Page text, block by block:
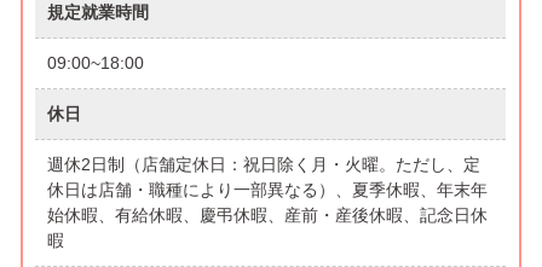
規定就業時間
09:00~18:00
休日
週休2日制（店舗定休日：祝日除く月・火曜。ただし、定
休日は店舗・職種により一部異なる）、夏季休暇、年末年
始休暇、有給休暇、慶弔休暇、産前・産後休暇、記念日休
暇